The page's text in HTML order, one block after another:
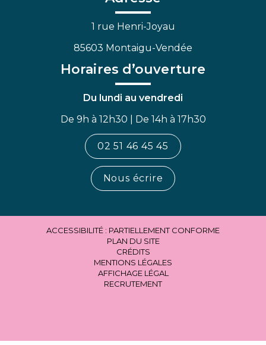
1 rue Henri-Joyau
85603 Montaigu-Vendée
Horaires d’ouverture
Du lundi au vendredi
De 9h à 12h30 | De 14h à 17h30
02 51 46 45 45
Nous écrire
ACCESSIBILITÉ : PARTIELLEMENT CONFORME
PLAN DU SITE
CRÉDITS
MENTIONS LÉGALES
AFFICHAGE LÉGAL
RECRUTEMENT